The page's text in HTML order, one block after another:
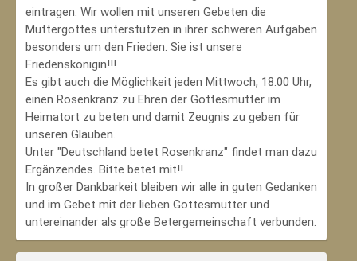
eintragen. Wir wollen mit unseren Gebeten die
Muttergottes unterstützen in ihrer schweren Aufgaben
besonders um den Frieden. Sie ist unsere
Friedenskönigin!!!
Es gibt auch die Möglichkeit jeden Mittwoch, 18.00 Uhr,
einen Rosenkranz zu Ehren der Gottesmutter im
Heimatort zu beten und damit Zeugnis zu geben für
unseren Glauben.
Unter "Deutschland betet Rosenkranz" findet man dazu
Ergänzendes. Bitte betet mit!!
In großer Dankbarkeit bleiben wir alle in guten Gedanken
und im Gebet mit der lieben Gottesmutter und
untereinander als große Betergemeinschaft verbunden.